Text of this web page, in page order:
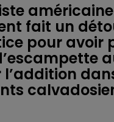
fait un
pour avoir
l’addition